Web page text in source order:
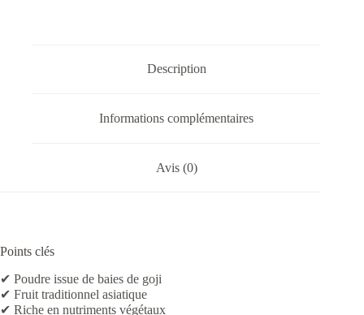
Description
Informations complémentaires
Avis (0)
Points clés
✔ Poudre issue de baies de goji
✔ Fruit traditionnel asiatique
✔ Riche en nutriments végétaux